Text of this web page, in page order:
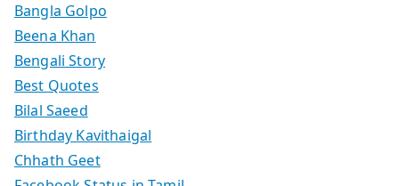
Bangla Golpo
Beena Khan
Bengali Story
Best Quotes
Bilal Saeed
Birthday Kavithaigal
Chhath Geet